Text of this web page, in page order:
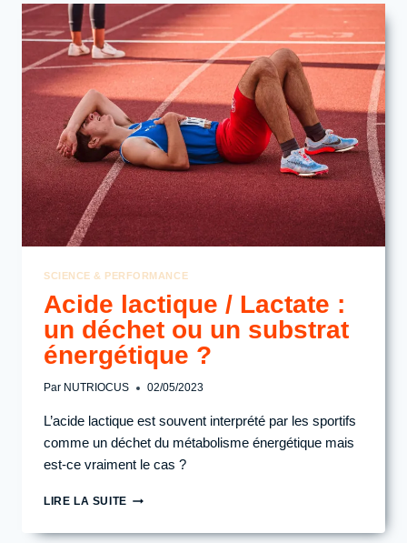
GESTION
DE
L’ACIDITÉ
PROVOQUÉE
LE
LACTATE
?
SCIENCE & PERFORMANCE
Acide lactique / Lactate :
un déchet ou un substrat
énergétique ?
Par NUTRIOCUS 02/05/2023
L’acide lactique est souvent interprété par les sportifs
comme un déchet du métabolisme énergétique mais
est-ce vraiment le cas ?
LIRE LA SUITEACIDE
/